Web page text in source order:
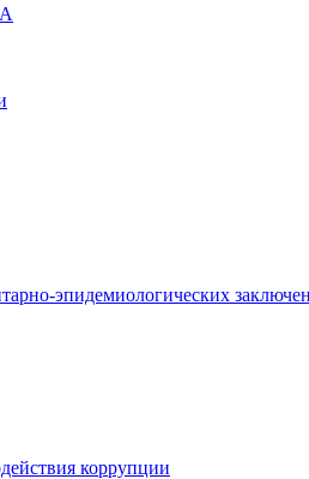
эпидемиологических
коррупции